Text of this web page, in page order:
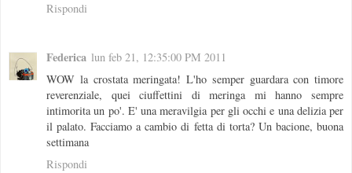
Rispondi
Federica lun feb 21, 12:35:00 PM 2011
WOW la crostata meringata! L'ho semper guardara con timore
reverenziale, quei ciuffettini di meringa mi hanno sempre
intimorita un po'. E' una meravilgia per gli occhi e una delizia per
il palato. Facciamo a cambio di fetta di torta? Un bacione, buona
settimana
Rispondi